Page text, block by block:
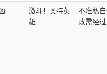
激斗！奥特英
雄
不准私
改需经